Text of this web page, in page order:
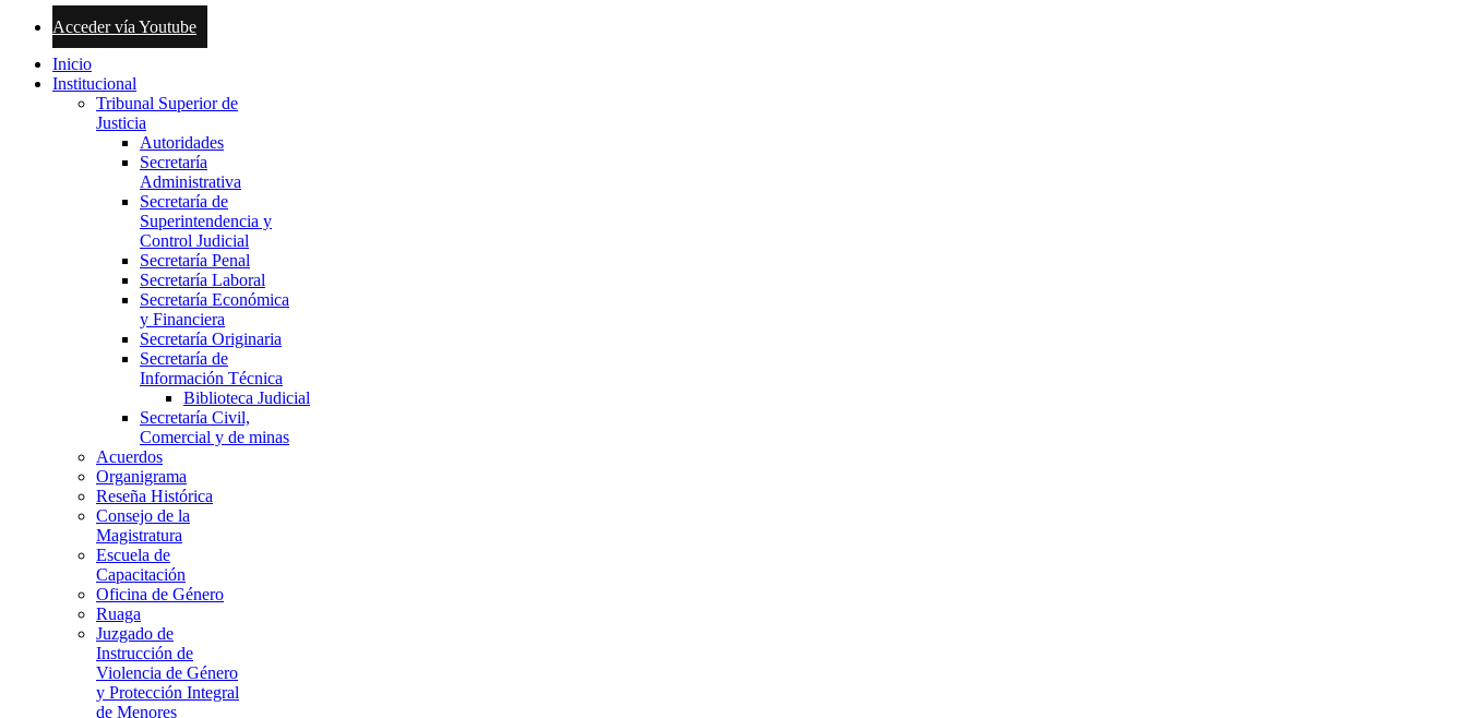
Acceder vía Youtube
Inicio
Institucional
Tribunal Superior de
Justicia
Autoridades
Secretaría
Administrativa
Secretaría de
Superintendencia y
Control Judicial
Secretaría Penal
Secretaría Laboral
Secretaría Económica
y Financiera
Secretaría Originaria
Secretaría de
Información Técnica
Biblioteca Judicial
Secretaría Civil,
Comercial y de minas
Acuerdos
Organigrama
Reseña Histórica
Consejo de la
Magistratura
Escuela de
Capacitación
Oficina de Género
Ruaga
Juzgado de
Instrucción de
Violencia de Género
y Protección Integral
de Menores